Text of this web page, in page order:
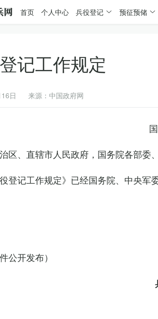
首页 个人中心 兵役登记 预征预储
记工作规定
日 来源：中国政府网
区、直辖市人民政府，国务院各部委
役登记工作规定》已经国务院、中央军
公开发布）